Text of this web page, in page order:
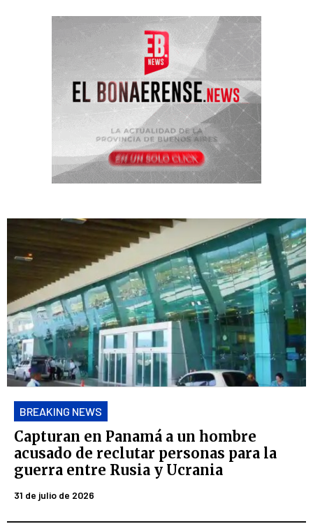
BREAKING NEWS
Capturan en Panamá a un hombre
acusado de reclutar personas para la
guerra entre Rusia y Ucrania
31 de julio de 2026